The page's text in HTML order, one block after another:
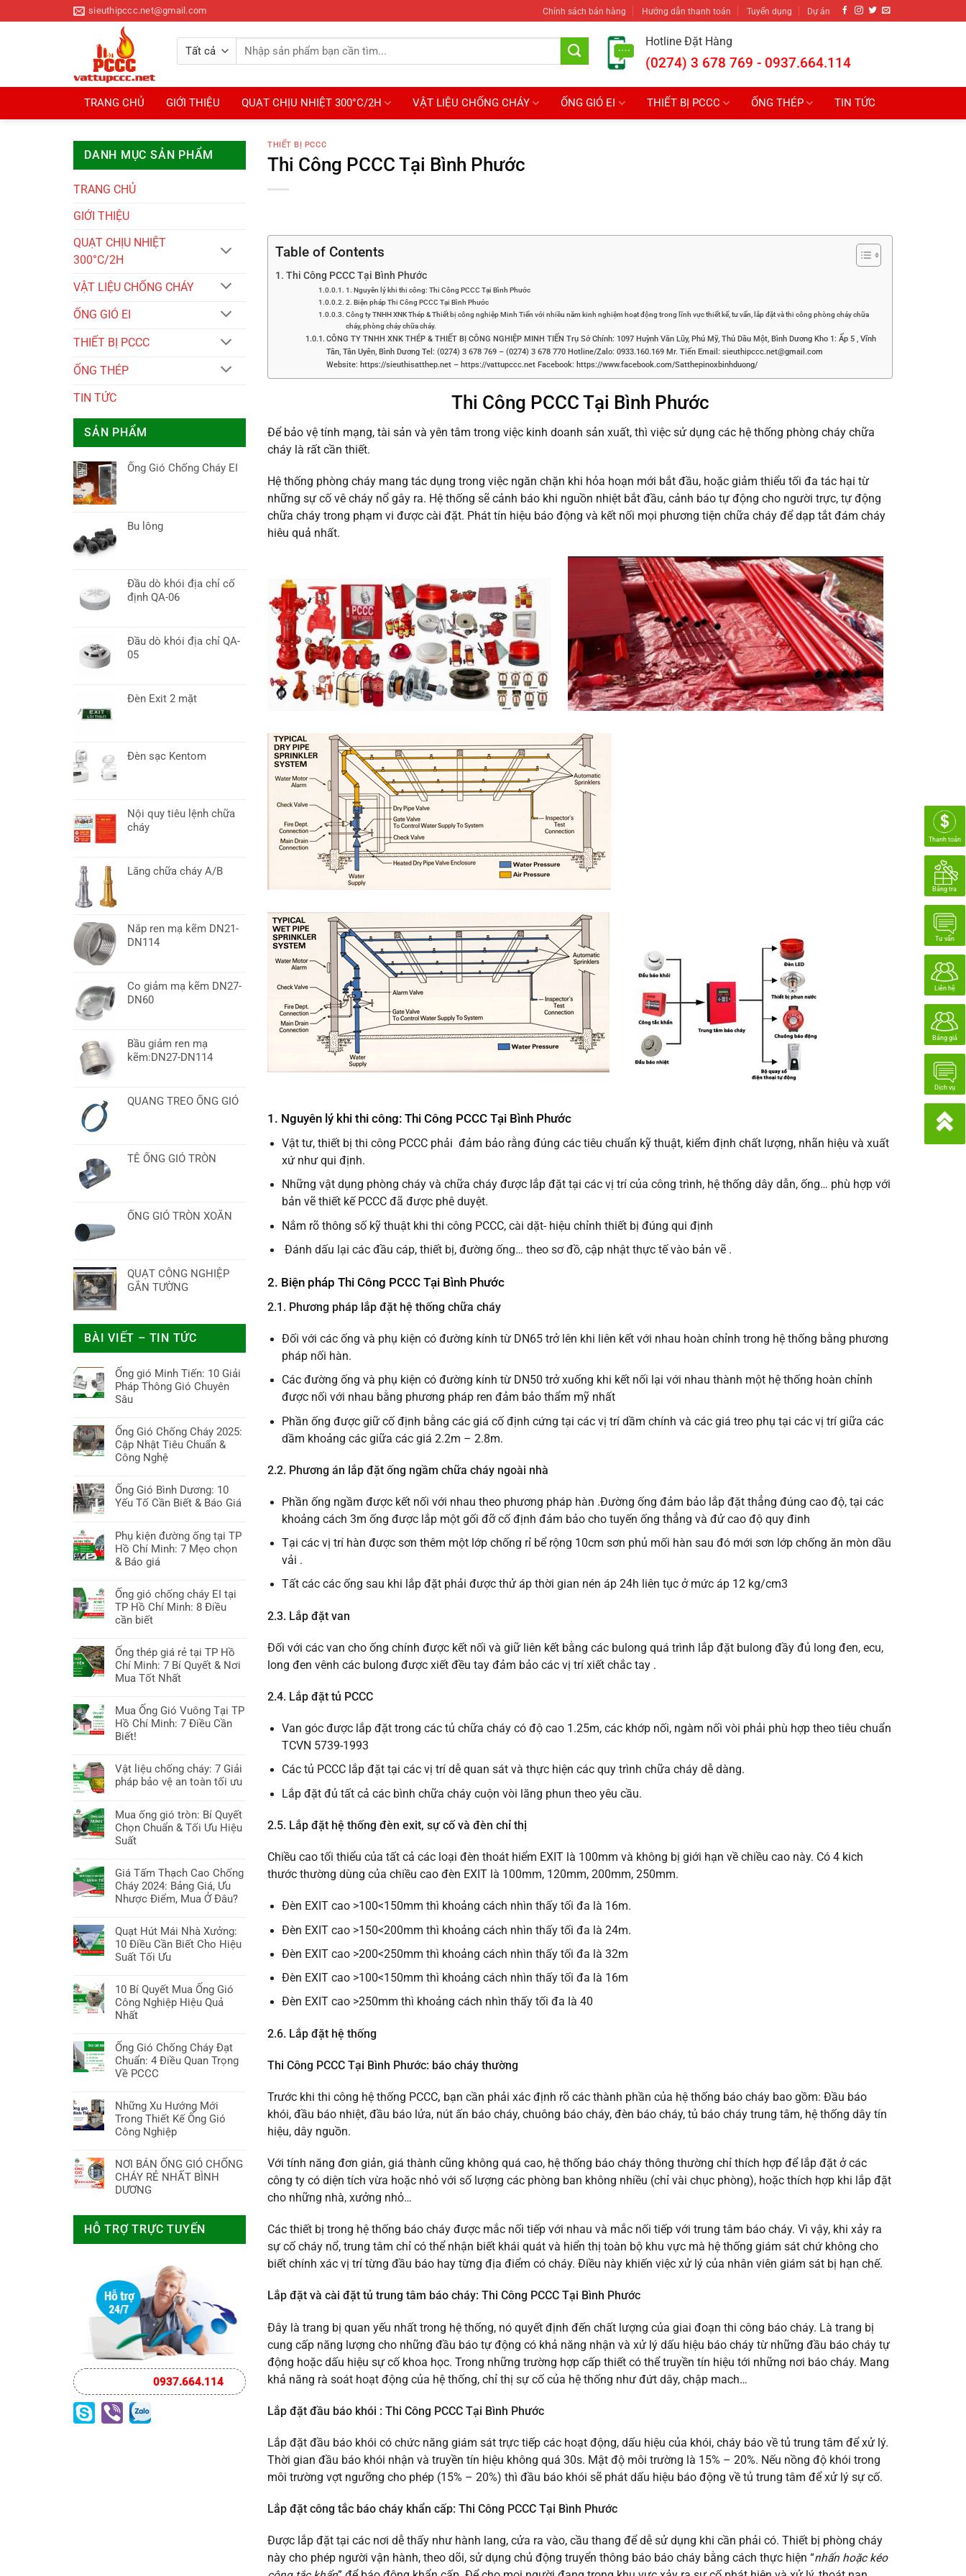
qua
sieuthipccc.net@gmail.com Chính sách bán hàng Hướng dẫn thanh toán Tuyển dụng Dự án
Tìm
Hotline Đặt Hàng
(0274) 3 678 769 - 0937.664.114
TRANG CHỦ GIỚI THIỆU QUẠT CHỊU NHIỆT 300°C/2H VẬT LIỆU CHỐNG CHÁY ỐNG GIÓ EI THIẾT BỊ PCCC ỐNG THÉP TIN TỨC
DANH MỤC SẢN PHẨM
TRANG CHỦ
GIỚI THIỆU
QUẠT CHỊU NHIỆT
300°C/2H
VẬT LIỆU CHỐNG CHÁY
ỐNG GIÓ EI
THIẾT BỊ PCCC
ỐNG THÉP
TIN TỨC
SẢN PHẨM
Ống Gió Chống Cháy EI
Bu lông
Đầu dò khói địa chỉ cố
định QA-06
Đầu dò khói địa chỉ QA-
05
Đèn Exit 2 mặt
Đèn sạc Kentom
Nội quy tiêu lệnh chữa
cháy
Lăng chữa cháy A/B
Nắp ren mạ kẽm DN21-
DN114
Co giảm mạ kẽm DN27-
DN60
Bầu giảm ren mạ
kẽm:DN27-DN114
QUANG TREO ỐNG GIÓ
TÊ ỐNG GIÓ TRÒN
ỐNG GIÓ TRÒN XOẮN
QUẠT CÔNG NGHIỆP
GẮN TƯỜNG
BÀI VIẾT – TIN TỨC
Ống gió Minh Tiến: 10 Giải
Pháp Thông Gió Chuyên
Sâu
có
bình
luận
Ống
gió
Minh
10
Giải
Pháp
Gió
Chuyên
Sâu
Ống Gió Chống Cháy 2025:
Cập Nhật Tiêu Chuẩn &
Công Nghệ
có
bình
Ống
Gió
Chống
2025:
Cập
Nhật
Chuẩn
&
Công
Nghệ
Ống Gió Bình Dương: 10
Yếu Tố Cần Biết & Báo Giá
có
bình
luận
Ống
Gió
Bình
Dương:
Yếu
Tố
Cần
Báo
Giá
Phụ kiện đường ống tại TP
Hồ Chí Minh: 7 Mẹo chọn
& Báo giá
có
bình
luận
Phụ
kiện
đường
ống
TP
Hồ
Chí
Mẹo
chọn
Báo
giá
Ống gió chống cháy EI tại
TP Hồ Chí Minh: 8 Điều
cần biết
có
bình
luận
gió
chống
cháy
tại
TP
Minh:
8
Điều
biết
Ống thép giá rẻ tại TP Hồ
Chí Minh: 7 Bí Quyết & Nơi
Mua Tốt Nhất
có
bình
luận
thép
giá
tại
TP
Hồ
7
Bí
Quyết
Nơi
Mua
Tốt
Mua Ống Gió Vuông Tại TP
Hồ Chí Minh: 7 Điều Cần
Biết!
có
bình
Mua
Ống
Gió
Tại
TP
Hồ
7
Điều
Cần
Vật liệu chống cháy: 7 Giải
pháp bảo vệ an toàn tối ưu
có
bình
luận
liệu
chống
cháy:
Giải
pháp
bảo
toàn
tối
ưu
Mua ống gió tròn: Bí Quyết
Chọn Chuẩn & Tối Ưu Hiệu
Suất
có
bình
luận
ống
gió
tròn:
Quyết
Chọn
Chuẩn
Tối
Ưu
Hiệu
Suất
Giá Tấm Thạch Cao Chống
Cháy 2024: Bảng Giá, Ưu
Nhược Điểm, Mua Ở Đâu?
có
bình
luận
Tấm
Thạch
Cao
Cháy
2024:
Bảng
Nhược
Điểm,
Mua
Đâu?
Quạt Hút Mái Nhà Xưởng:
10 Điều Cần Biết Cho Hiệu
Suất Tối Ưu
có
bình
luận
Quạt
Hút
Mái
Nhà
10
Điều
Cần
Hiệu
Suất
Tối
10 Bí Quyết Mua Ống Gió
Công Nghiệp Hiệu Quả
Nhất
có
bình
luận
Bí
Quyết
Mua
Gió
Công
Nghiệp
Quả
Nhất
Ống Gió Chống Cháy Đạt
Chuẩn: 4 Điều Quan Trọng
Về PCCC
có
bình
luận
Gió
Chống
Cháy
4
Điều
Về
PCCC
Những Xu Hướng Mới
Trong Thiết Kế Ống Gió
Công Nghiệp
có
bình
luận
Những
Xu
Hướng
Thiết
Kế
Ống
Gió
Nghiệp
NƠI BÁN ỐNG GIÓ CHỐNG
CHÁY RẺ NHẤT BÌNH
DƯƠNG
bình
luận
BÁN
ỐNG
GIÓ
CHỐNG
CHÁY
RẺ
NHẤT
HỖ TRỢ TRỰC TUYẾN
0937.664.114
THIẾT BỊ PCCC
Thi Công PCCC Tại Bình Phước
Table of Contents
Thi Công PCCC Tại Bình Phước
1. Nguyên lý khi thi công: Thi Công PCCC Tại Bình Phước
2. Biện pháp Thi Công PCCC Tại Bình Phước
Công ty TNHH XNK Thép & Thiết bị công nghiệp Minh Tiến với nhiều năm kinh nghiệm hoạt động trong lĩnh vực thiết kế, tư vấn, lắp đặt và thi công phòng cháy chữa
cháy, phòng cháy chữa cháy.
CÔNG TY TNHH XNK THÉP & THIẾT BỊ CÔNG NGHIỆP MINH TIẾN Trụ Sở Chính: 1097 Huỳnh Văn Lũy, Phú Mỹ, Thủ Dầu Một, Bình Dương Kho 1: Ấp 5 , Vĩnh
Tân, Tân Uyên, Bình Dương Tel: (0274) 3 678 769 – (0274) 3 678 770 Hotline/Zalo: 0933.160.169 Mr. Tiến Email: sieuthipccc.net@gmail.com
Website: https://sieuthisatthep.net – https://vattupccc.net Facebook: https://www.facebook.com/Satthepinoxbinhduong/
Thi Công PCCC Tại Bình Phước
Để bảo vệ tính mạng, tài sản và yên tâm trong việc kinh doanh sản xuất, thì việc sử dụng các hệ thống phòng cháy chữa
cháy là rất cần thiết.
Hệ thống phòng cháy mang tác dụng trong việc ngăn chặn khi hỏa hoạn mới bắt đầu, hoặc giảm thiểu tối đa tác hại từ
những sự cố vê cháy nổ gây ra. Hệ thống sẽ cảnh báo khi nguồn nhiệt bắt đầu, cảnh báo tự động cho người trực, tự động
chữa cháy trong phạm vi được cài đặt. Phát tín hiệu báo động và kết nối mọi phương tiện chữa cháy để dạp tắt đám cháy
hiêu quả nhất.
1. Nguyên lý khi thi công: Thi Công PCCC Tại Bình Phước
Vật tư, thiết bị thi công PCCC phải đảm bảo rằng đúng các tiêu chuẩn kỹ thuật, kiểm định chất lượng, nhãn hiệu và xuất
xứ như qui định.
Những vật dụng phòng cháy và chữa cháy được lắp đặt tại các vị trí của công trình, hệ thống dây dẫn, ống… phù hợp với
bản vẽ thiết kế PCCC đã được phê duyệt.
Nắm rõ thông số kỹ thuật khi thi công PCCC, cài dặt- hiệu chỉnh thiết bị đúng qui định
Đánh dấu lại các đầu cáp, thiết bị, đường ống… theo sơ đồ, cập nhật thực tế vào bản vẽ .
2. Biện pháp Thi Công PCCC Tại Bình Phước
2.1. Phương pháp lắp đặt hệ thống chữa cháy
Đối với các ống và phụ kiện có đường kính từ DN65 trở lên khi liên kết với nhau hoàn chỉnh trong hệ thống bằng phương
pháp nối hàn.
Các đường ống và phụ kiện có đường kính từ DN50 trở xuống khi kết nối lại với nhau thành một hệ thống hoàn chỉnh
được nối với nhau bằng phương pháp ren đảm bảo thẩm mỹ nhất
Phần ống được giữ cố định bằng các giá cố định cứng tại các vị trí dầm chính và các giá treo phụ tại các vị trí giữa các
dầm khoảng các giữa các giá 2.2m – 2.8m.
2.2. Phương án lắp đặt ống ngầm chữa cháy ngoài nhà
Phần ống ngầm được kết nối với nhau theo phương pháp hàn .Đường ống đảm bảo lắp đặt thẳng đúng cao độ, tại các
khoảng cách 3m ống được lắp một gối đỡ cố định đảm bảo cho tuyến ống thẳng và đử cao độ quy đinh
Tại các vị trí hàn được sơn thêm một lớp chống rỉ bể rộng 10cm sơn phủ mối hàn sau đó mới sơn lớp chống ăn mòn dầu
vải .
Tất các các ống sau khi lắp đặt phải được thử áp thời gian nén áp 24h liên tục ở mức áp 12 kg/cm3
2.3. Lắp đặt van
Đối với các van cho ống chính được kết nối và giữ liên kết bằng các bulong quá trình lắp đặt bulong đầy đủ long đen, ecu,
long đen vênh các bulong được xiết đều tay đảm bảo các vị trí xiết chắc tay .
2.4. Lắp đặt tủ PCCC
Van góc được lắp đặt trong các tủ chữa cháy có độ cao 1.25m, các khớp nối, ngàm nối vòi phải phù hợp theo tiêu chuẩn
TCVN 5739-1993
Các tủ PCCC lắp đặt tại các vị trí dễ quan sát và thực hiện các quy trình chữa cháy dễ dàng.
Lắp đặt đủ tất cả các bình chữa cháy cuộn vòi lăng phun theo yêu cầu.
2.5. Lắp đặt hệ thống đèn exit, sự cố và đèn chỉ thị
Chiều cao tối thiểu của tất cả các loại đèn thoát hiểm EXIT là 100mm và không bị giới hạn về chiều cao này. Có 4 kich
thước thường dùng của chiều cao đèn EXIT là 100mm, 120mm, 200mm, 250mm.
Đèn EXIT cao >100<150mm thì khoảng cách nhìn thấy tối đa là 16m.
Đèn EXIT cao >150<200mm thì khoảng cách nhìn thấy tối đa là 24m.
Đèn EXIT cao >200<250mm thì khoảng cách nhìn thấy tối đa là 32m
Đèn EXIT cao >100<150mm thì khoảng cách nhìn thấy tối đa là 16m
Đèn EXIT cao >250mm thì khoảng cách nhìn thấy tối đa là 40
2.6. Lắp đặt hệ thống
Thi Công PCCC Tại Bình Phước: báo cháy thường
Trước khi thi công hệ thống PCCC, bạn cần phải xác định rõ các thành phần của hệ thống báo cháy bao gồm: Đầu báo
khói, đầu báo nhiệt, đầu báo lửa, nút ấn báo cháy, chuông báo cháy, đèn báo cháy, tủ báo cháy trung tâm, hệ thống dây tín
hiệu, dây nguồn.
Với tính năng đơn giản, giá thành cũng không quá cao, hệ thống báo cháy thông thường chỉ thích hợp để lắp đặt ở các
công ty có diện tích vừa hoặc nhỏ với số lượng các phòng ban không nhiều (chỉ vài chục phòng), hoặc thích hợp khi lắp đặt
cho những nhà, xưởng nhỏ…
Các thiết bị trong hệ thống báo cháy được mắc nối tiếp với nhau và mắc nối tiếp với trung tâm báo cháy. Vì vậy, khi xảy ra
sự cố cháy nổ, trung tâm chỉ có thể nhận biết khái quát và hiển thị toàn bộ khu vực mà hệ thống giám sát chứ không cho
biết chính xác vị trí từng đầu báo hay từng địa điểm có cháy. Điều này khiến việc xử lý của nhân viên giám sát bị hạn chế.
Lắp đặt và cài đặt tủ trung tâm báo cháy: Thi Công PCCC Tại Bình Phước
Đây là trang bị quan yếu nhất trong hệ thống, nó quyết định đến chất lượng của giai đoạn thi công báo cháy. Là trang bị
cung cấp năng lượng cho những đầu báo tự động có khả năng nhận và xử lý dấu hiệu báo cháy từ những đầu báo cháy tự
động hoặc dấu hiệu sự cố khoa học. Trong những trường hợp cấp thiết có thể truyền tín hiệu tới những nơi báo cháy. Mang
khả năng rà soát hoạt động của hệ thống, chỉ thị sự cố của hệ thống như đứt dây, chập mach…
Lắp đặt đầu báo khói : Thi Công PCCC Tại Bình Phước
Lắp đặt đầu báo khói có chức năng giám sát trực tiếp các hoạt động, dấu hiệu của khói, cháy báo về tủ trung tâm để xử lý.
Thời gian đầu báo khói nhận và truyền tín hiệu không quá 30s. Mật độ môi trường là 15% – 20%. Nếu nồng độ khói trong
môi trường vợt ngưỡng cho phép (15% – 20%) thì đầu báo khói sẽ phát dấu hiệu báo động về tủ trung tâm để xử lý sự cố.
Lắp đặt công tắc báo cháy khẩn cấp: Thi Công PCCC Tại Bình Phước
Được lắp đặt tại các nơi dễ thấy như hành lang, cửa ra vào, cầu thang để dễ sử dụng khi cần phải có. Thiết bị phòng cháy
này cho phép người vận hành, theo dõi, sử dụng chủ động truyển thông báo báo cháy bằng cách thực hiện “nhấn hoặc kéo
Thanh toán
Bảng tra
Tư vấn
Liên hệ
Bảng giá
Dịch vụ